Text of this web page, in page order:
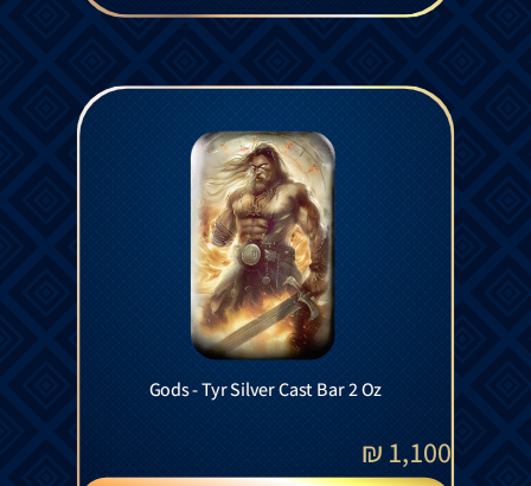
Gods - Tyr Silver Cast Bar 2 Oz
1,100
₪